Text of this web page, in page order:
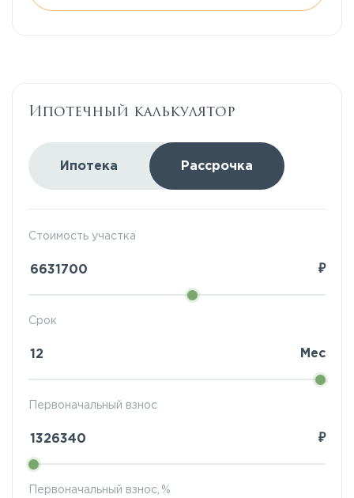
Ипотечный калькулятор
Ипотека Рассрочка
Стоимость участка
₽
Первоначальный взнос
₽
Срок
Мес
Первоначальный взнос, %